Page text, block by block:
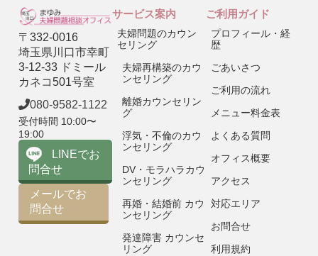
〒332-0016
埼玉県川口市幸町
3-12-33 ドミール
カネコ501号室
080-9582-1122
受付時間 10:00〜
19:00
LINEでお
問合せ
メールでお
問合せ
サービス案内
夫婦問題のカウン
セリング
夫婦再構築のカウ
ンセリング
離婚カウンセリン
グ
浮気・不倫のカウ
ンセリング
DV・モラハラカウ
ンセリング
再婚・結婚前 カウ
ンセリング
発達障害 カウンセ
リング
ご利用ガイド
プロフィール・経
歴
ごあいさつ
ご利用の流れ
メニュー料金表
よくある質問
オフィス概要
アクセス
対応エリア
お問合せ
利用規約